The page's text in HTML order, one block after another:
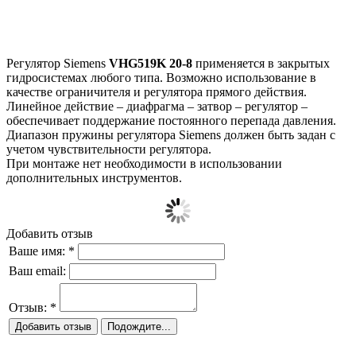
Регулятор Siemens VHG519K 20-8 применяется в закрытых
гидросистемах любого типа. Возможно использование в
качестве ограничителя и регулятора прямого действия.
Линейное действие – диафрагма – затвор – регулятор –
обеспечивает поддержание постоянного перепада давления.
Диапазон пружины регулятора Siemens должен быть задан с
учетом чувствительности регулятора.
При монтаже нет необходимости в использовании
дополнительных инструментов.
Добавить отзыв
Ваше имя: *
Ваш email:
Отзыв: *